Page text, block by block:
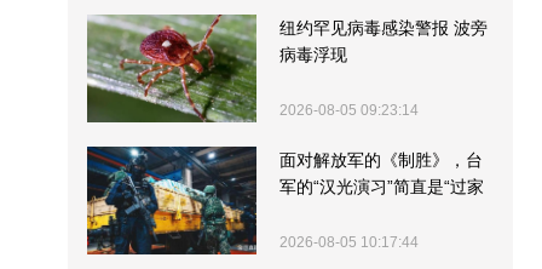
纽约罕见病毒感染警报 波旁
病毒浮现
2026-08-05 09:23:14
面对解放军的《制胜》，台
军的“汉光演习”简直是“过家
2026-08-05 10:17:44